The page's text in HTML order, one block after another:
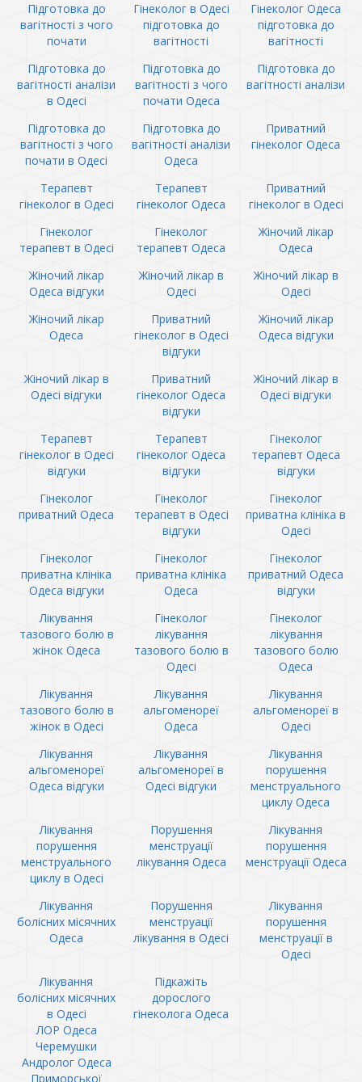
Підготовка до
вагітності з чого
почати
Гінеколог в Одесі
підготовка до
вагітності
Гінеколог Одеса
підготовка до
вагітності
Підготовка до
вагітності аналізи
в Одесі
Підготовка до
вагітності з чого
почати Одеса
Підготовка до
вагітності аналізи
Підготовка до
вагітності з чого
почати в Одесі
Підготовка до
вагітності аналізи
Одеса
Приватний
гінеколог Одеса
Терапевт
гінеколог в Одесі
Терапевт
гінеколог Одеса
Приватний
гінеколог в Одесі
Гінеколог
терапевт в Одесі
Гінеколог
терапевт Одеса
Жіночий лікар
Одеса
Жіночий лікар
Одеса відгуки
Жіночий лікар в
Одесі
Жіночий лікар в
Одесі
Жіночий лікар
Одеса
Приватний
гінеколог в Одесі
відгуки
Жіночий лікар
Одеса відгуки
Жіночий лікар в
Одесі відгуки
Приватний
гінеколог Одеса
відгуки
Жіночий лікар в
Одесі відгуки
Терапевт
гінеколог в Одесі
відгуки
Терапевт
гінеколог Одеса
відгуки
Гінеколог
терапевт Одеса
відгуки
Гінеколог
приватний Одеса
Гінеколог
терапевт в Одесі
відгуки
Гінеколог
приватна клініка в
Одесі
Гінеколог
приватна клініка
Одеса відгуки
Гінеколог
приватна клініка
Одеса
Гінеколог
приватний Одеса
відгуки
Лікування
тазового болю в
жінок Одеса
Гінеколог
лікування
тазового болю в
Одесі
Гінеколог
лікування
тазового болю
Одеса
Лікування
тазового болю в
жінок в Одесі
Лікування
альгоменореї
Одеса
Лікування
альгоменореї в
Одесі
Лікування
альгоменореї
Одеса відгуки
Лікування
альгоменореї в
Одесі відгуки
Лікування
порушення
менструального
циклу Одеса
Лікування
порушення
менструального
циклу в Одесі
Порушення
менструації
лікування Одеса
Лікування
порушення
менструації Одеса
Лікування
болісних місячних
Одеса
Порушення
менструації
лікування в Одесі
Лікування
порушення
менструації в
Одесі
Лікування
болісних місячних
в Одесі
Підкажіть
дорослого
гінеколога Одеса
ЛОР Одеса
Черемушки
Андролог Одеса
Приморської